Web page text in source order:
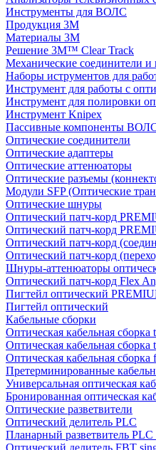
Инструменты для ВОЛС
Продукция 3M
Материалы 3М
Решение 3M™ Clear Track
Механические соединители
Наборы иструментов для
Инструмент для работы с
Инструмент для полировки
Инструмент Knipex
Пассивные компоненты
Оптические соединители
Оптические адаптеры
Оптические аттенюаторы
Оптические разъемы
Модули SFP (Оптические
Оптические шнуры
Оптический патч-корд
Оптический патч-корд
Оптический патч-корд
Оптический патч-корд
Шнуры-аттенюаторы
Оптический патч-корд Flex
Пигтейл оптический
Пигтейл оптический
Кабельные сборки
Оптическая кабельная сборка
Оптическая кабельная сборка
Оптическая кабельная сборка
Претерминированные
Универсальная оптическая
Бронированная оптическая
Оптические разветвители
Оптический делитель PLC
Планарный разветвитель PLC
Оптический делитель FBT